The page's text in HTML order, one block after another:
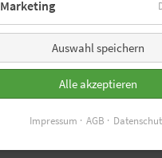
Marketing
Auswahl speichern
Alle akzeptieren
Impressum AGB